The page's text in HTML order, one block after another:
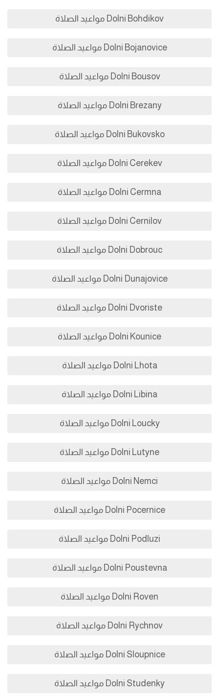
Dolni Bohdikov مواعيد الصلاة
Dolni Bojanovice مواعيد الصلاة
Dolni Bousov مواعيد الصلاة
Dolni Brezany مواعيد الصلاة
Dolni Bukovsko مواعيد الصلاة
Dolni Cerekev مواعيد الصلاة
Dolni Cermna مواعيد الصلاة
Dolni Cernilov مواعيد الصلاة
Dolni Dobrouc مواعيد الصلاة
Dolni Dunajovice مواعيد الصلاة
Dolni Dvoriste مواعيد الصلاة
Dolni Kounice مواعيد الصلاة
Dolni Lhota مواعيد الصلاة
Dolni Libina مواعيد الصلاة
Dolni Loucky مواعيد الصلاة
Dolni Lutyne مواعيد الصلاة
Dolni Nemci مواعيد الصلاة
Dolni Pocernice مواعيد الصلاة
Dolni Podluzi مواعيد الصلاة
Dolni Poustevna مواعيد الصلاة
Dolni Roven مواعيد الصلاة
Dolni Rychnov مواعيد الصلاة
Dolni Sloupnice مواعيد الصلاة
Dolni Studenky مواعيد الصلاة